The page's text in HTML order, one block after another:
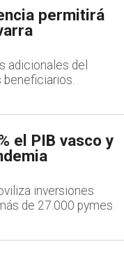
permitirá
adicionales del
beneficiarios.
el PIB vasco y
inversiones
de 27.000 pymes